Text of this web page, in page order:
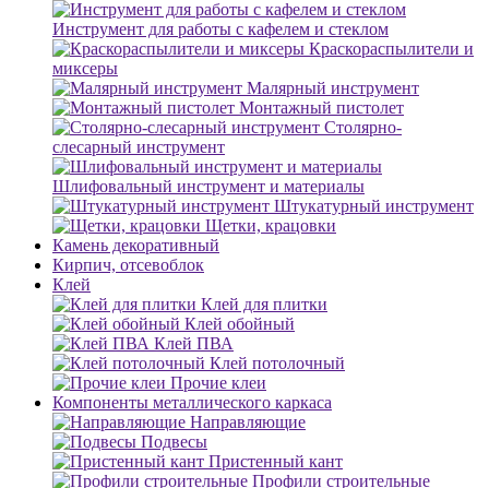
Инструмент для работы с кафелем и стеклом
Краскораспылители и
миксеры
Малярный инструмент
Монтажный пистолет
Столярно-
слесарный инструмент
Шлифовальный инструмент и материалы
Штукатурный инструмент
Щетки, крацовки
Камень декоративный
Кирпич, отсевоблок
Клей
Клей для плитки
Клей обойный
Клей ПВА
Клей потолочный
Прочие клеи
Компоненты металлического каркаса
Направляющие
Подвесы
Пристенный кант
Профили строительные